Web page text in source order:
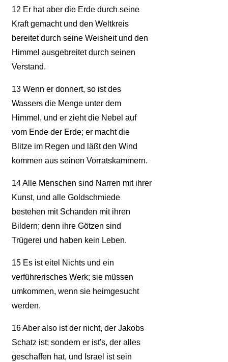
12 Er hat aber die Erde durch seine
Kraft gemacht und den Weltkreis
bereitet durch seine Weisheit und den
Himmel ausgebreitet durch seinen
Verstand.
13Wenn er donnert, so ist des
Wassers die Menge unter dem
Himmel, und er zieht die Nebel auf
vom Ende der Erde; er macht die
Blitze im Regen und läßt den Wind
kommen aus seinen Vorratskammern.
14Alle Menschen sind Narren mit ihrer
Kunst, und alle Goldschmiede
bestehen mit Schanden mit ihren
Bildern; denn ihre Götzen sind
Trügerei und haben kein Leben.
15Es ist eitel Nichts und ein
verführerisches Werk; sie müssen
umkommen, wenn sie heimgesucht
werden.
16Aber also ist der nicht, der Jakobs
Schatz ist; sondern er ist's, der alles
geschaffen hat, und Israel ist sein